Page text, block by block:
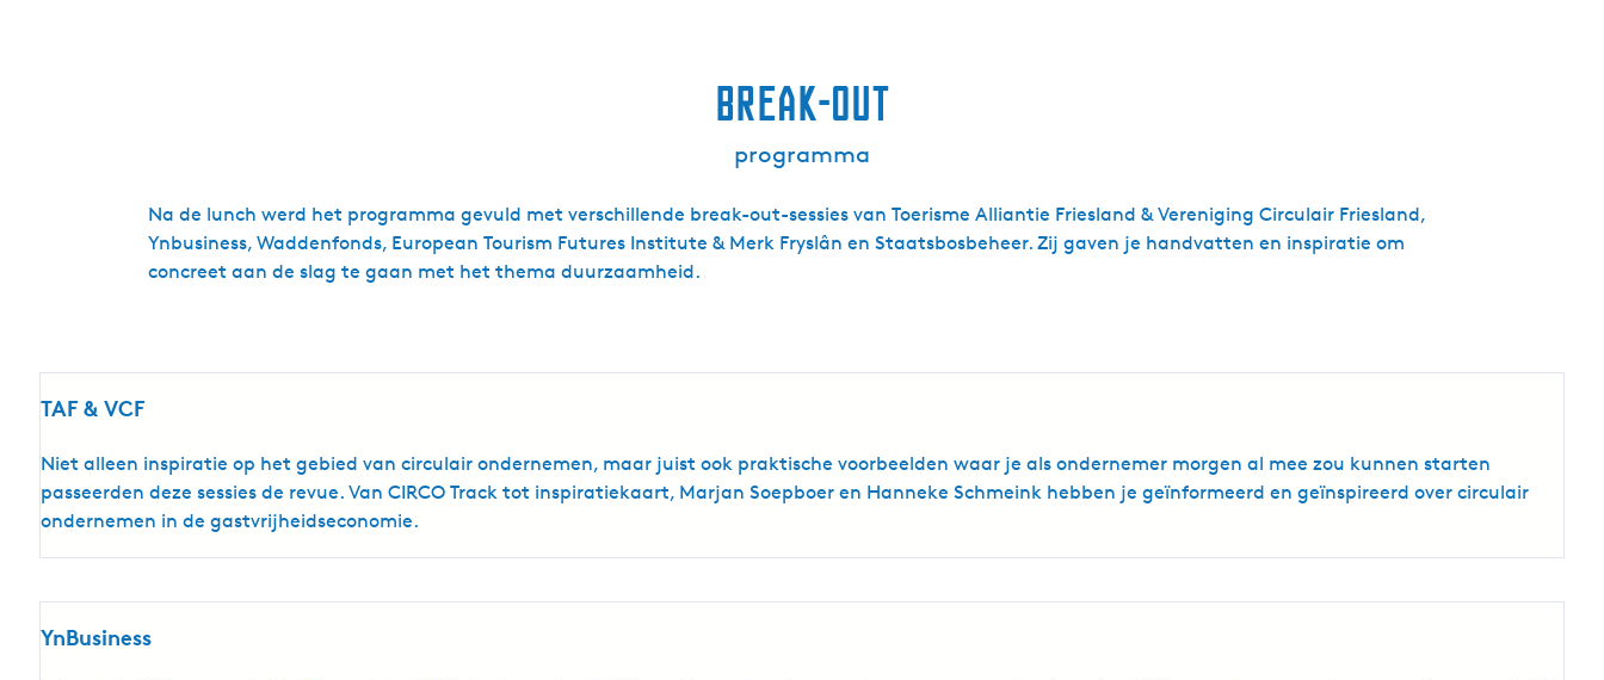
break-out
programma
Na de lunch werd het programma gevuld met verschillende break-out-sessies van Toerisme Alliantie Friesland & Vereniging Circulair Friesland,
Ynbusiness, Waddenfonds, European Tourism Futures Institute & Merk Fryslân en Staatsbosbeheer. Zij gaven je handvatten en inspiratie om
concreet aan de slag te gaan met het thema duurzaamheid.
TAF & VCF
Niet alleen inspiratie op het gebied van circulair ondernemen, maar juist ook praktische voorbeelden waar je als ondernemer morgen al mee zou kunnen starten
passeerden deze sessies de revue. Van CIRCO Track tot inspiratiekaart, Marjan Soepboer en Hanneke Schmeink hebben je geïnformeerd en geïnspireerd over circulair
ondernemen in de gastvrijheidseconomie.
YnBusiness